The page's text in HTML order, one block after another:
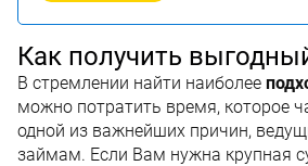
Как получить
В стремлении найти наиболее
можно потратить время, которое
одной из важнейших причин,
займам. Если Вам нужна крупная